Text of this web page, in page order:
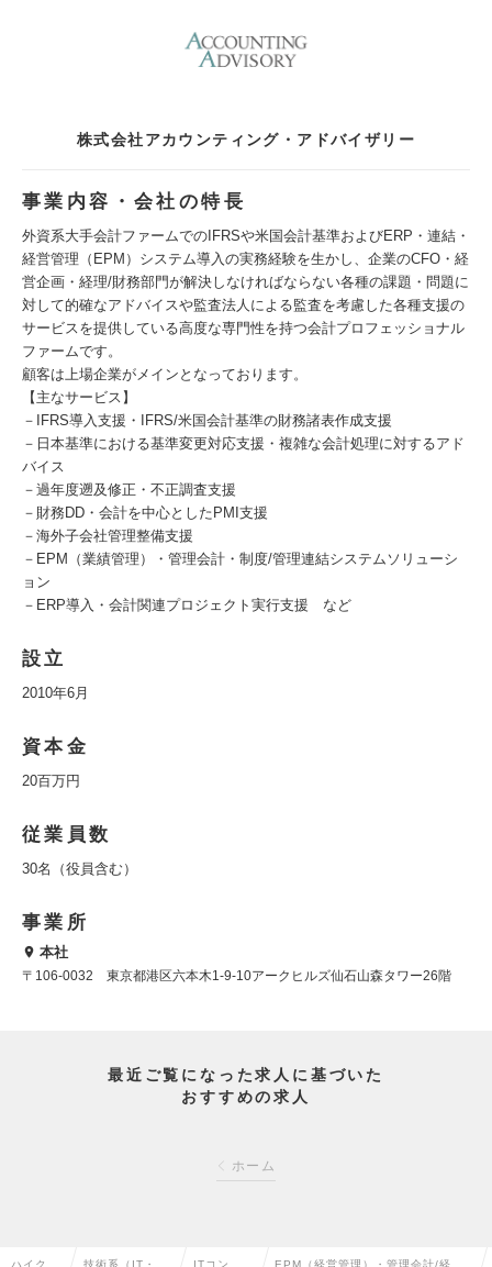
株式会社アカウンティング・アドバイザリー
事業内容・会社の特長
外資系大手会計ファームでのIFRSや米国会計基準およびERP・連結・
経営管理（EPM）システム導入の実務経験を生かし、企業のCFO・経
営企画・経理/財務部門が解決しなければならない各種の課題・問題に
対して的確なアドバイスや監査法人による監査を考慮した各種支援の
サービスを提供している高度な専門性を持つ会計プロフェッショナル
ファームです。
顧客は上場企業がメインとなっております。
【主なサービス】
－IFRS導入支援・IFRS/米国会計基準の財務諸表作成支援
－日本基準における基準変更対応支援・複雑な会計処理に対するアド
バイス
－過年度遡及修正・不正調査支援
－財務DD・会計を中心としたPMI支援
－海外子会社管理整備支援
－EPM（業績管理）・管理会計・制度/管理連結システムソリューシ
ョン
－ERP導入・会計関連プロジェクト実行支援 など
設立
2010年6月
資本金
20百万円
従業員数
30名（役員含む）
事業所
本社
〒106-0032 東京都港区六本木1-9-10アークヒルズ仙石山森タワー26階
最近ご覧になった求人に基づいた
おすすめの求人
ホーム
ハイクラ 技術系（IT・W ITコンサ EPM（経営管理）・管理会計/経営